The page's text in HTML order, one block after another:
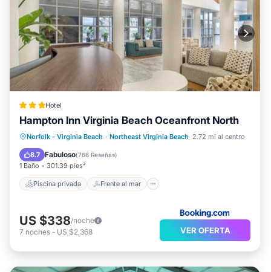
Hotel
Hampton Inn Virginia Beach Oceanfront North
Norfolk - Virginia Beach · Northeast Virginia Beach 2.72 mi al centro
8.7 Fabuloso(766 Reseñas)
1 Baño 301.39 pies²
Piscina privada Frente al mar
Piscina privada
Frente al mar
Aparcamiento
US $338/noche
7 noches - US $2,368 VER OFERTA